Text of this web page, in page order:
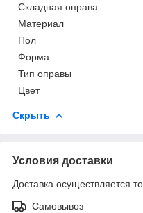
Складная оправа
Материал
Пол
Форма
Тип оправы
Цвет
Скрыть
Условия доставки
Доставка осуществляется
Самовывоз